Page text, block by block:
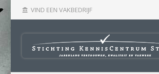
account_balance VIND EEN VAKBEDRIJF